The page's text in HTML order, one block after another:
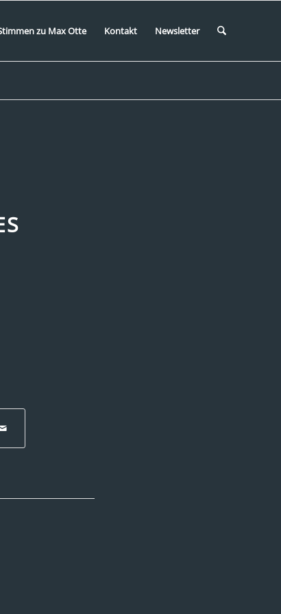
zu Max Otte Kontakt Newsletter